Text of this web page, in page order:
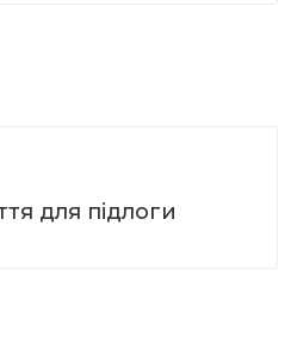
для підлоги